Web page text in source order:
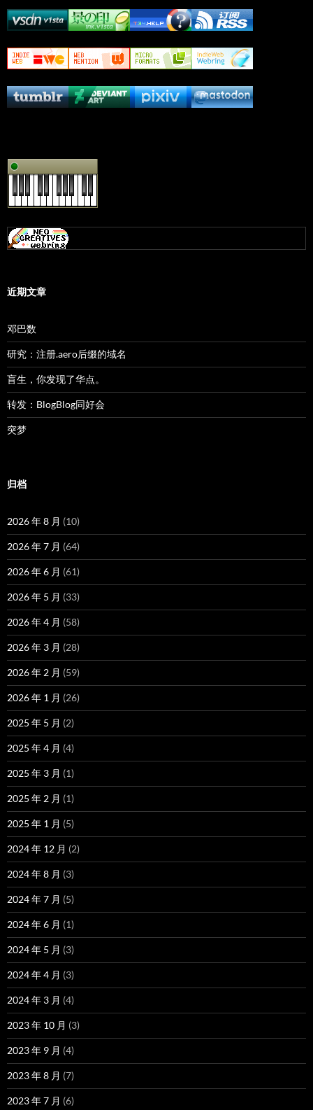
近期文章
邓巴数
研究：注册.aero后缀的域名
盲生，你发现了华点。
转发：BlogBlog同好会
突梦
归档
2026 年 8 月 (10)
2026 年 7 月 (64)
2026 年 6 月 (61)
2026 年 5 月 (33)
2026 年 4 月 (58)
2026 年 3 月 (28)
2026 年 2 月 (59)
2026 年 1 月 (26)
2025 年 5 月 (2)
2025 年 4 月 (4)
2025 年 3 月 (1)
2025 年 2 月 (1)
2025 年 1 月 (5)
2024 年 12 月 (2)
2024 年 8 月 (3)
2024 年 7 月 (5)
2024 年 6 月 (1)
2024 年 5 月 (3)
2024 年 4 月 (3)
2024 年 3 月 (4)
2023 年 10 月 (3)
2023 年 9 月 (4)
2023 年 8 月 (7)
2023 年 7 月 (6)